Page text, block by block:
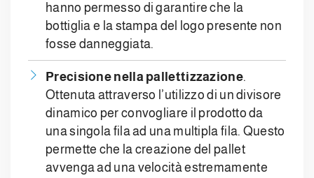
hanno permesso di garantire che la
bottiglia e la stampa del logo presente non
fosse danneggiata.
Precisione nella pallettizzazione.
Ottenuta attraverso l’utilizzo di un divisore
dinamico per convogliare il prodotto da
una singola fila ad una multipla fila. Questo
permette che la creazione del pallet
avvenga ad una velocità estremamente